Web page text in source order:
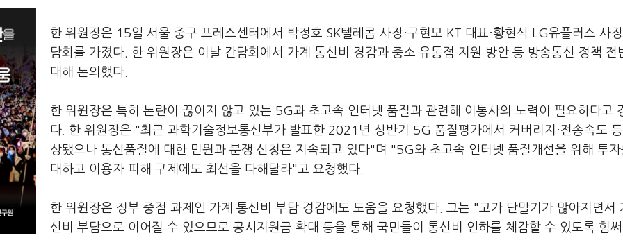
한 위원장은 15일 서울 중구 프레스센터에서 박정호 SK텔레콤 사장·구현모 KT 대표·황현식 LG유플러스 사
담회를 가졌다. 한 위원장은 이날 간담회에서 가계 통신비 경감과 중소 유통점 지원 방안 등 방송통신 정책 전
대해 논의했다.
한 위원장은 특히 논란이 끊이지 않고 있는 5G과 초고속 인터넷 품질과 관련해 이통사의 노력이 필요하다고
다. 한 위원장은 "최근 과학기술정보통신부가 발표한 2021년 상반기 5G 품질평가에서 커버리지·전송속도
상됐으나 통신품질에 대한 민원과 분쟁 신청은 지속되고 있다"며 "5G와 초고속 인터넷 품질개선을 위해 투
대하고 이용자 피해 구제에도 최선을 다해달라"고 요청했다.
한 위원장은 정부 중점 과제인 가계 통신비 부담 경감에도 도움을 요청했다. 그는 "고가 단말기가 많아지면서
신비 부담으로 이어질 수 있으므로 공시지원금 확대 등을 통해 국민들이 통신비 인하를 체감할 수 있도록 힘